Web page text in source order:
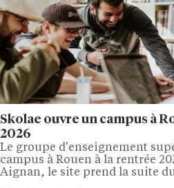
Skolae ouvre un campus à
2026
Le groupe d'enseignement
campus à Rouen à la rentrée
Aignan, le site prend la suite